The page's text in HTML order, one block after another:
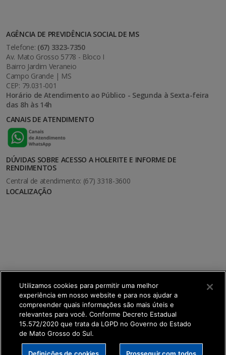
AGÊNCIA DE PREVIDÊNCIA SOCIAL DE MS
Telefone: (67) 3323-7350
Av. Mato Grosso 5778 - Bloco I
Bairro Jardim Veraneio
Campo Grande | MS
CEP: 79.031-001
Horário de Atendimento ao Público - Segunda à Sexta-feira
das 8h às 14h
CANAIS DE ATENDIMENTO
DÚVIDAS SOBRE ACESSO A HOLERITE E INFORME DE
RENDIMENTOS
Central de atendimento: (67) 3318-3600
LOCALIZAÇÃO
SETDIG | Secretaria-Executiva de Transformação
Utilizamos cookies para permitir uma melhor
experiência em nosso website e para nos ajudar a
compreender quais informações são mais úteis e
relevantes para você. Conforme Decreto Estadual
15.572/2020 que trata da LGPD no Governo do Estado
de Mato Grosso do Sul.
Definições de cookies Prosseguir com todos